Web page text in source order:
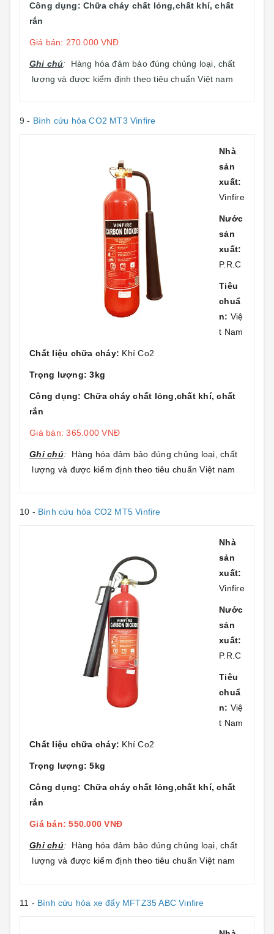
Công dụng: Chữa cháy chất lỏng,chất khí, chất
rắn
Giá bán: 270.000 VNĐ
Ghi chú: Hàng hóa đảm bảo đúng chủng loại, chất
lượng và được kiểm định theo tiêu chuẩn Việt nam
9 - Bình cứu hỏa CO2 MT3 Vinfire
Nhà
sản
xuất:
Vinfire
Nước
sản
xuất:
P.R.C
Tiêu
chuẩ
n: Việ
t Nam
Chất liệu chữa cháy: Khí Co2
Trọng lượng: 3kg
Công dụng: Chữa cháy chất lỏng,chất khí, chất
rắn
Giá bán: 365.000 VNĐ
Ghi chú: Hàng hóa đảm bảo đúng chủng loại, chất
lượng và được kiểm định theo tiêu chuẩn Việt nam
10 - Bình cứu hỏa CO2 MT5 Vinfire
Nhà
sản
xuất:
Vinfire
Nước
sản
xuất:
P.R.C
Tiêu
chuẩ
n: Việ
t Nam
Chất liệu chữa cháy: Khí Co2
Trọng lượng: 5kg
Công dụng: Chữa cháy chất lỏng,chất khí, chất
rắn
Giá bán: 550.000 VNĐ
Ghi chú: Hàng hóa đảm bảo đúng chủng loại, chất
lượng và được kiểm định theo tiêu chuẩn Việt nam
11 - Bình cứu hỏa xe đẩy MFTZ35 ABC Vinfire